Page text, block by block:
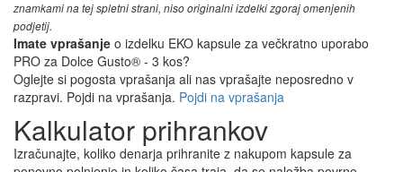
znamkami na tej spletni strani, niso originalni izdelki zgoraj omenjenih
podjetij.
Imate vprašanje o izdelku EKO kapsule za večkratno uporabo
PRO za Dolce Gusto® - 3 kos?
Oglejte si pogosta vprašanja ali nas vprašajte neposredno v
razpravi. Pojdi na vprašanja. Pojdi na vprašanja
Kalkulator prihrankov
Izračunajte, koliko denarja prihranite z nakupom kapsule za